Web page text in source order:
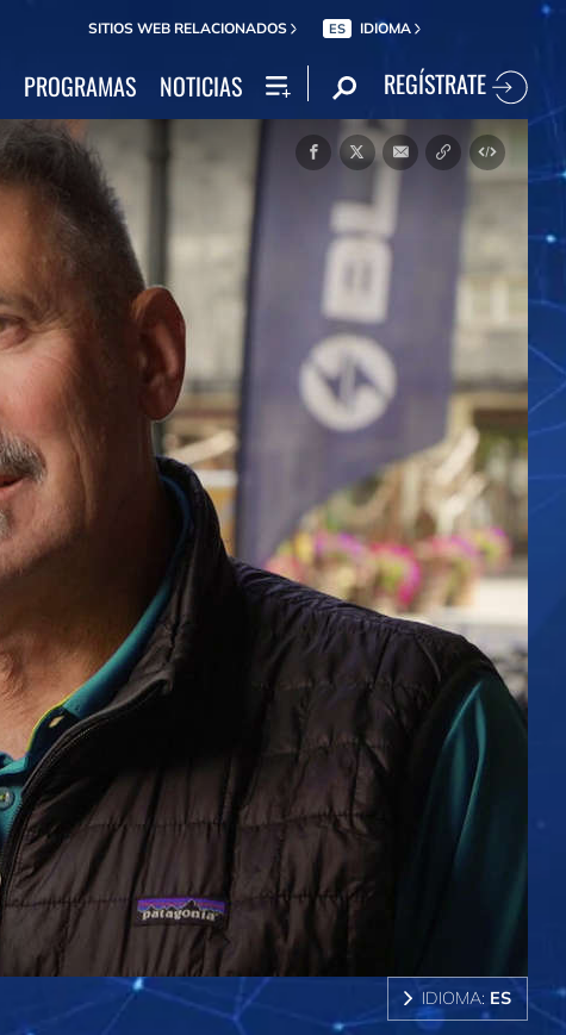
SITIOS WEB RELACIONADOS ES IDIOMA
PROGRAMAS NOTICIAS REGÍSTRATE
IDIOMA: ES